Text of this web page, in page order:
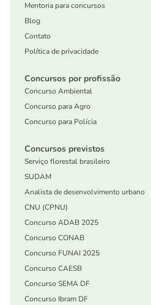
Mentoria para concursos
Blog
Contato
Política de privacidade
Concursos por profissão
Concurso Ambiental
Concurso para Agro
Concurso para Polícia
Concursos previstos
Serviço florestal brasileiro
SUDAM
Analista de desenvolvimento urbano
CNU (CPNU)
Concurso ADAB 2025
Concurso CONAB
Concurso FUNAI 2025
Concurso CAESB
Concurso SEMA DF
Concurso Ibram DF